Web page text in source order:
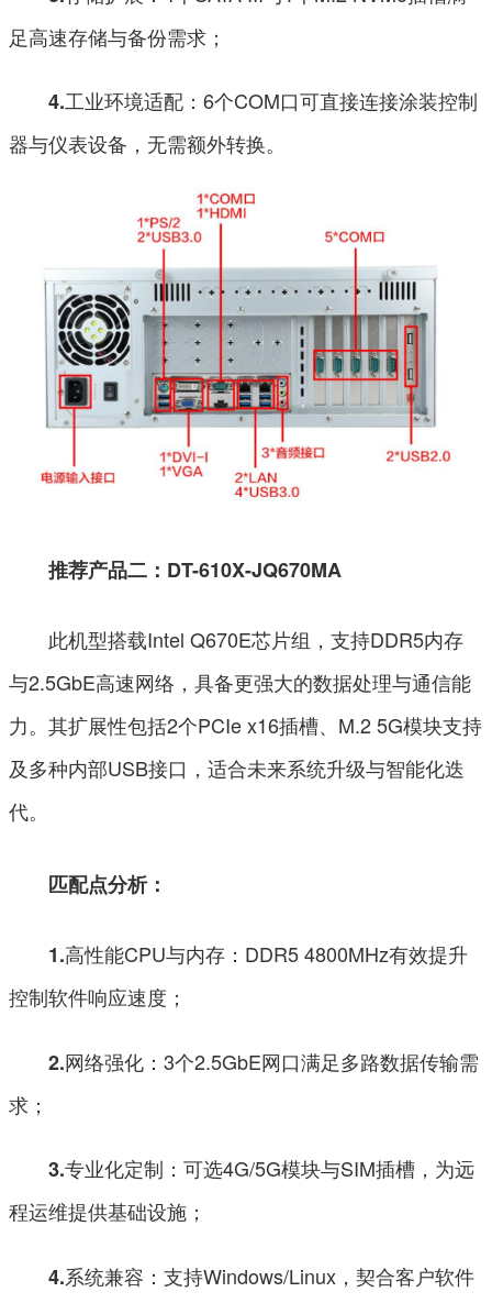
足高速存储与备份需求；
4.工业环境适配：6个COM口可直接连接涂装控制
器与仪表设备，无需额外转换。
推荐产品二：DT-610X-JQ670MA
此机型搭载Intel Q670E芯片组，支持DDR5内存
与2.5GbE高速网络，具备更强大的数据处理与通信能
力。其扩展性包括2个PCIe x16插槽、M.2 5G模块支持
及多种内部USB接口，适合未来系统升级与智能化迭
代。
匹配点分析：
1.高性能CPU与内存：DDR5 4800MHz有效提升
控制软件响应速度；
2.网络强化：3个2.5GbE网口满足多路数据传输需
求；
3.专业化定制：可选4G/5G模块与SIM插槽，为远
程运维提供基础设施；
4.系统兼容：支持Windows/Linux，契合客户软件